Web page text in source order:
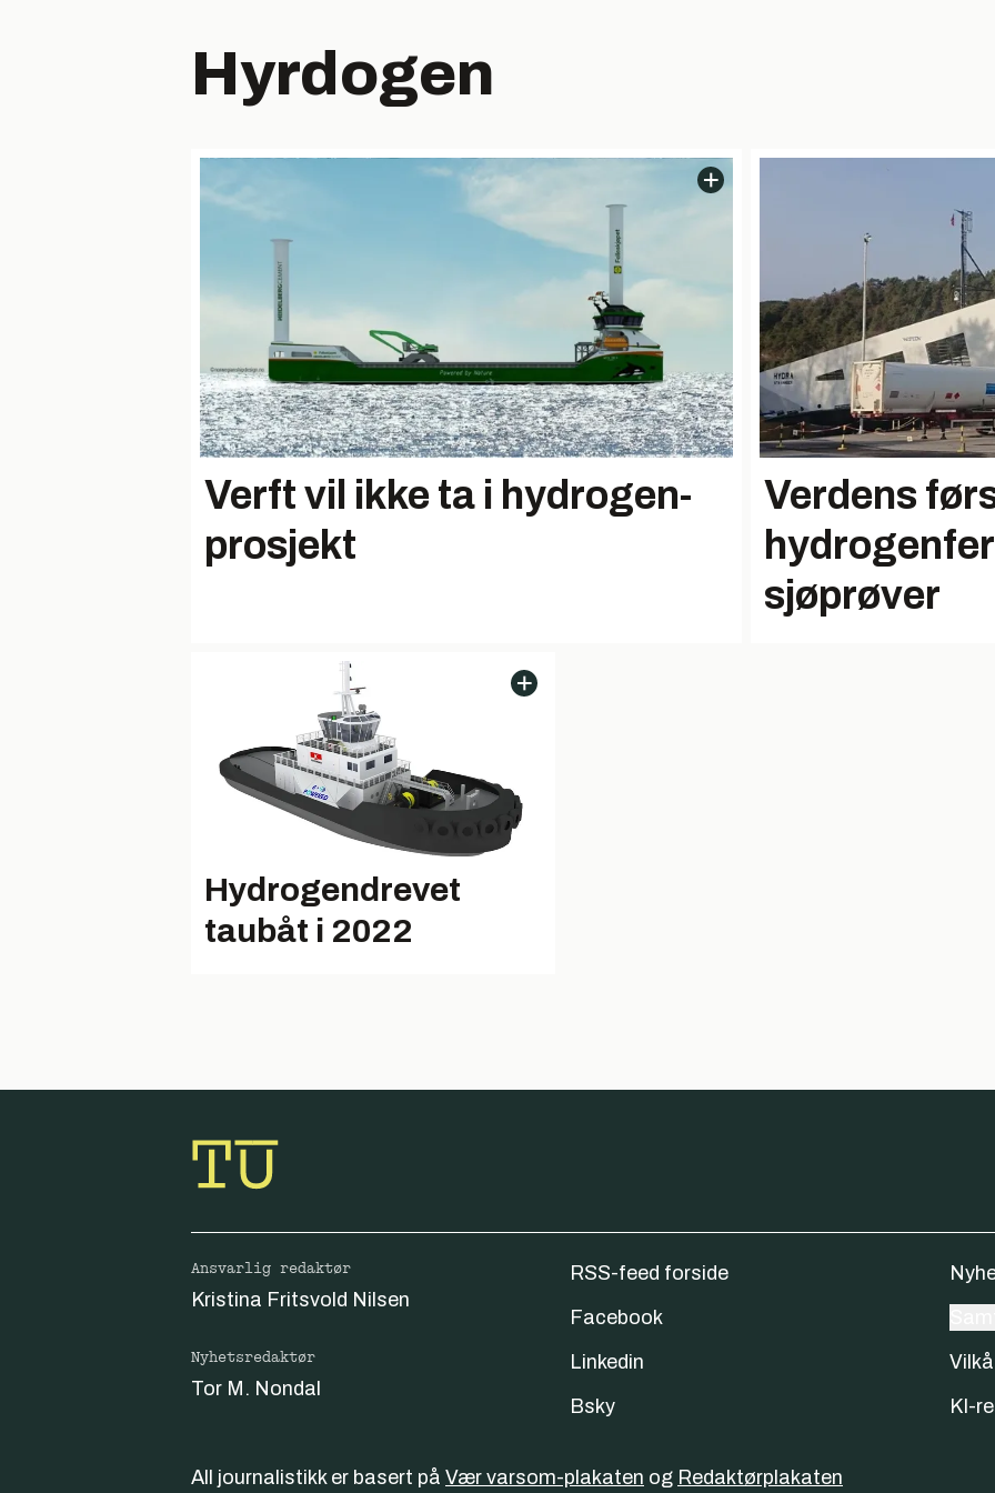
Hyrdogen
Verft vil ikke ta i hydrogen-
prosjekt
Verdens
sjøprøver
Hydrogendrevet
taubåt i 2022
Ansvarlig redaktør
Kristina Fritsvold Nilsen
Nyhetsredaktør
Tor M. Nondal
RSS-feed forside
Facebook
Linkedin
Bsky
KI-
All journalistikk er basert på Vær varsom-plakaten og Redaktørplakaten